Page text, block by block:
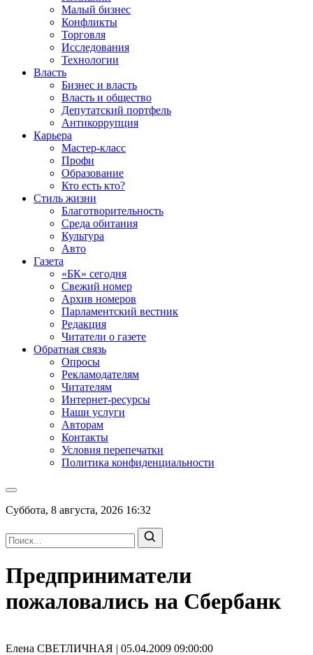
Малый бизнес
Конфликты
Торговля
Исследования
Технологии
Власть
Бизнес и власть
Власть и общество
Депутатский портфель
Антикоррупция
Карьера
Мастер-класс
Профи
Образование
Кто есть кто?
Стиль жизни
Благотворительность
Среда обитания
Культура
Авто
Газета
«БК» сегодня
Свежий номер
Архив номеров
Парламентский вестник
Редакция
Читатели о газете
Обратная связь
Опросы
Рекламодателям
Читателям
Интернет-ресурсы
Наши услуги
Авторам
Контакты
Условия перепечатки
Политика конфиденциальности
Суббота, 8 августа, 2026 16:32
Предприниматели
пожаловались на Сбербанк
Елена СВЕТЛИЧНАЯ | 05.04.2009 09:00:00